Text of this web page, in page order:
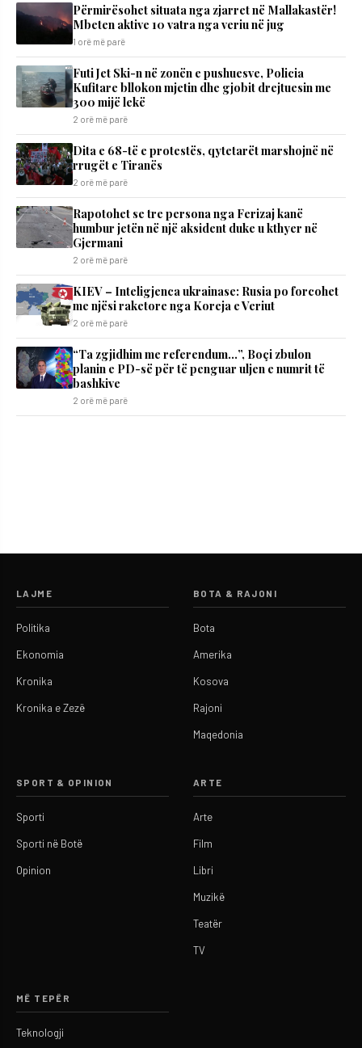
Përmirësohet situata nga zjarret në Mallakastër!
Mbeten aktive 10 vatra nga veriu në jug
1 orë më parë
Futi Jet Ski-n në zonën e pushuesve, Policia
Kufitare bllokon mjetin dhe gjobit drejtuesin me
300 mijë lekë
2 orë më parë
Dita e 68-të e protestës, qytetarët marshojnë në
rrugët e Tiranës
2 orë më parë
Rapotohet se tre persona nga Ferizaj kanë
humbur jetën në një aksident duke u kthyer në
Gjermani
2 orë më parë
KIEV – Inteligjenca ukrainase: Rusia po forcohet
me njësi raketore nga Koreja e Veriut
2 orë më parë
“Ta zgjidhim me referendum…”, Boçi zbulon
planin e PD-së për të penguar uljen e numrit të
bashkive
2 orë më parë
LAJME
Politika
Ekonomia
Kronika
Kronika e Zezë
BOTA & RAJONI
Bota
Amerika
Kosova
Rajoni
Maqedonia
SPORT & OPINION
Sporti
Sporti në Botë
Opinion
ARTE
Arte
Film
Libri
Muzikë
Teatër
TV
MË TEPËR
Teknologji